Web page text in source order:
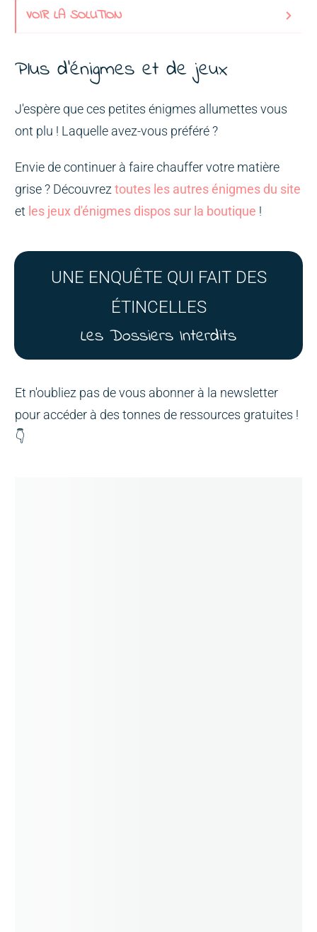
VOIR LA SOLUTION
Plus d'énigmes et de jeux
J'espère que ces petites énigmes allumettes vous
ont plu ! Laquelle avez-vous préféré ?
Envie de continuer à faire chauffer votre matière
grise ? Découvrez toutes les autres énigmes du site
et les jeux d'énigmes dispos sur la boutique !
UNE ENQUÊTE QUI FAIT DES
ÉTINCELLES
Les Dossiers Interdits
Et n'oubliez pas de vous abonner à la newsletter
pour accéder à des tonnes de ressources gratuites !
👇